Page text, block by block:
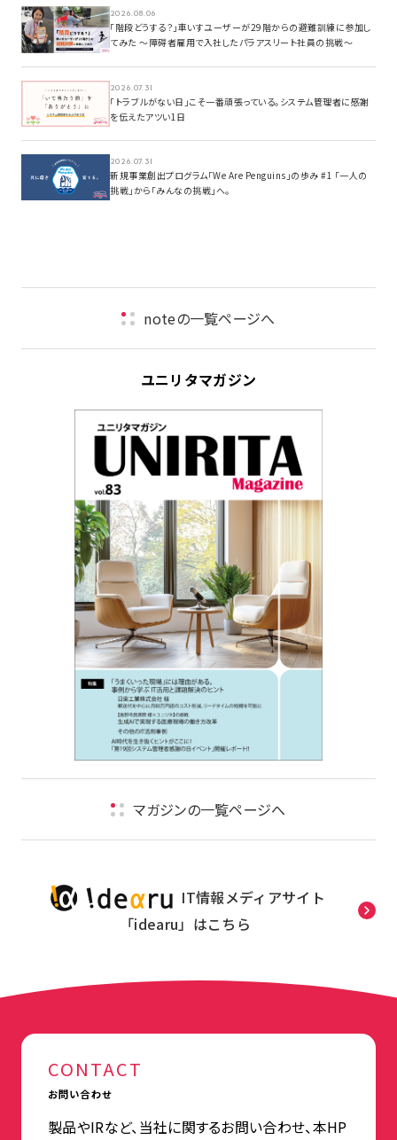
2026.08.06
「階段どうする？」車いすユーザーが29階からの避難訓練に参加し
てみた ～障碍者雇用で入社したパラアスリート社員の挑戦～
2026.07.31
「トラブルがない日」こそ一番頑張っている。システム管理者に感謝
を伝えたアツい1日
2026.07.31
新規事業創出プログラム「We Are Penguins」の歩み #1 「一人の
挑戦」から「みんなの挑戦」へ。
noteの一覧ページへ
ユニリタマガジン
マガジンの一覧ページへ
IT情報メディアサイト
「idearu」はこちら
CONTACT
お問い合わせ
製品やIRなど、当社に関するお問い合わせ、本HP